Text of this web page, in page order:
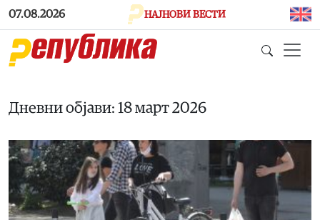
Skip to main content
07.08.2026 НАЈНОВИ ВЕСТИ
Дневни објави: 18 март 2026